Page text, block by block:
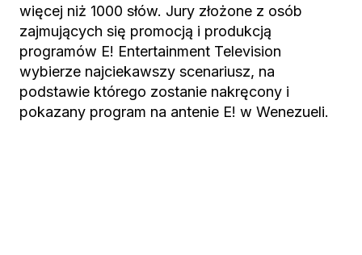
więcej niż 1000 słów. Jury złożone z osób
zajmujących się promocją i produkcją
programów E! Entertainment Television
wybierze najciekawszy scenariusz, na
podstawie którego zostanie nakręcony i
pokazany program na antenie E! w Wenezueli.